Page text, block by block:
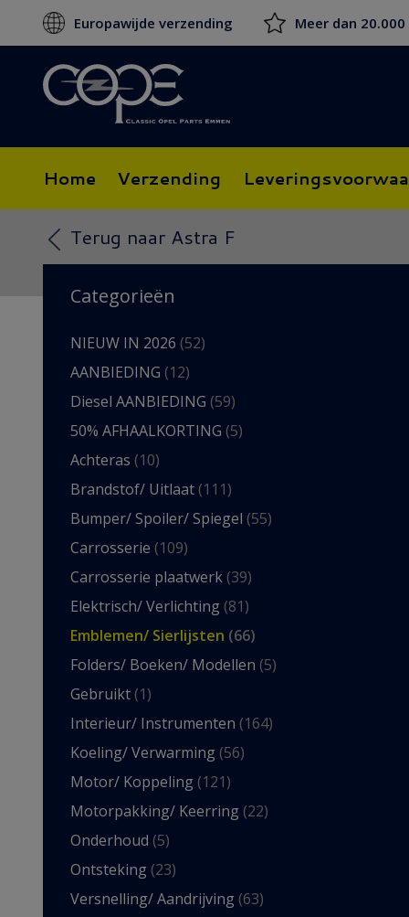
Europawijde verzending Meer dan
Home Verzending
Terug naar Astra F
Categorieën
NIEUW IN 2026 (52)
AANBIEDING (12)
Diesel AANBIEDING (59)
50% AFHAALKORTING (5)
Achteras (10)
Brandstof/ Uitlaat (111)
Bumper/ Spoiler/ Spiegel (55)
Carrosserie (109)
Carrosserie plaatwerk (39)
Elektrisch/ Verlichting (81)
Emblemen/ Sierlijsten (66)
Folders/ Boeken/ Modellen (5)
Gebruikt (1)
Interieur/ Instrumenten (164)
Koeling/ Verwarming (56)
Motor/ Koppeling (121)
Motorpakking/ Keerring (22)
Onderhoud (5)
Ontsteking (23)
Versnelling/ Aandrijving (63)